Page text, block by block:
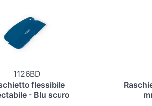
1126BD
flessibile
- Blu scuro